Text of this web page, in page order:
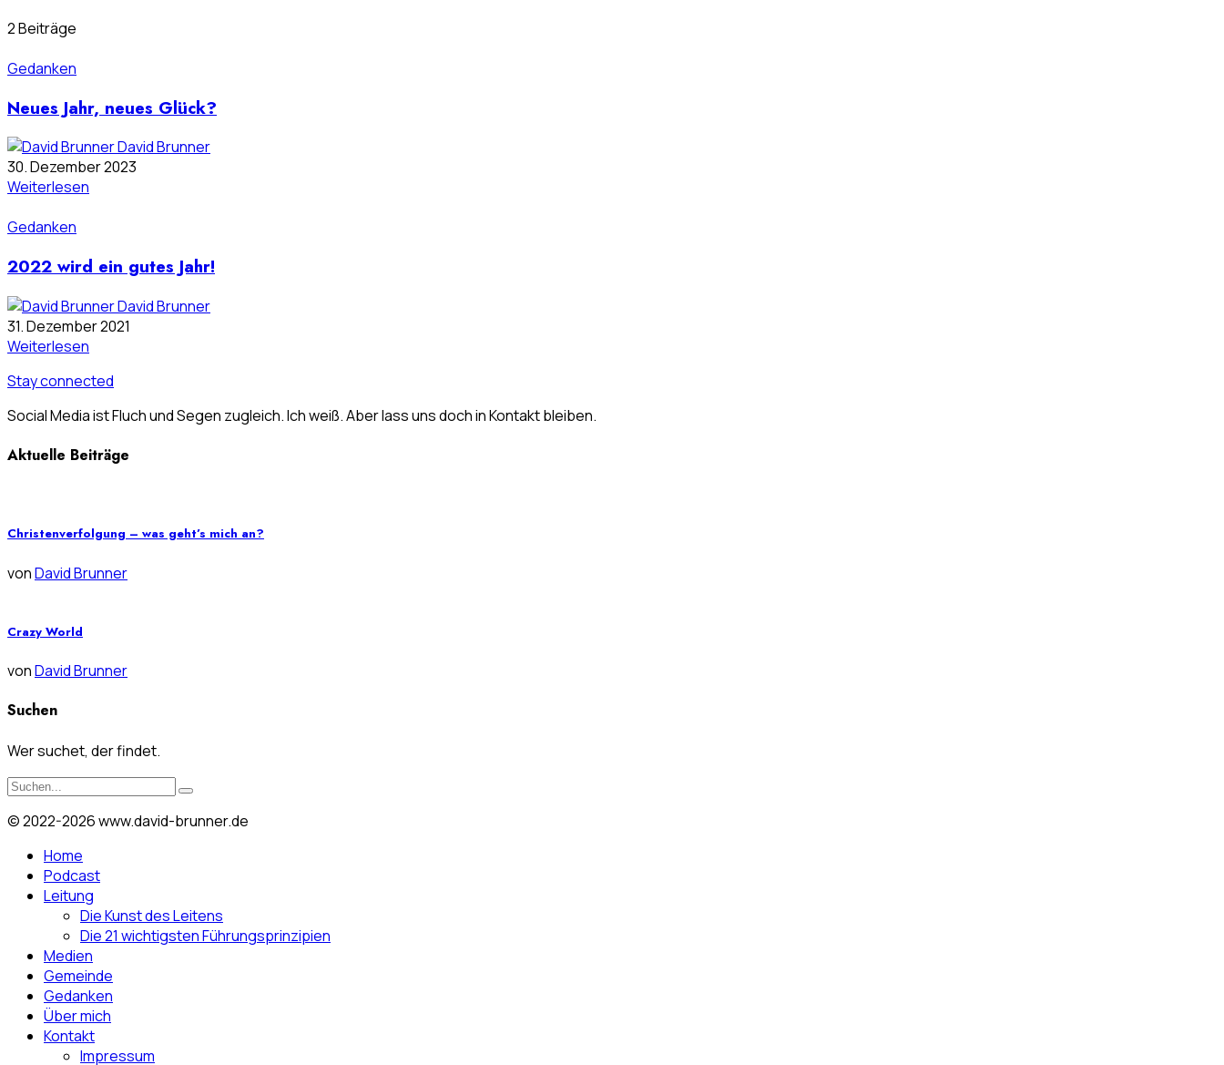
2 Beiträge
Gedanken
Neues Jahr, neues Glück?
David Brunner
30. Dezember 2023
Weiterlesen
Gedanken
2022 wird ein gutes Jahr!
David Brunner
31. Dezember 2021
Weiterlesen
Stay connected
Social Media ist Fluch und Segen zugleich. Ich weiß. Aber lass uns doch in Kontakt bleiben.
Aktuelle Beiträge
Christenverfolgung – was geht’s mich an?
vonDavid Brunner
Crazy World
vonDavid Brunner
Suchen
Wer suchet, der findet.
© 2022-2026 www.david-brunner.de
Home
Podcast
Leitung
Die Kunst des Leitens
Die 21 wichtigsten Führungsprinzipien
Medien
Gemeinde
Gedanken
Über mich
Kontakt
Impressum